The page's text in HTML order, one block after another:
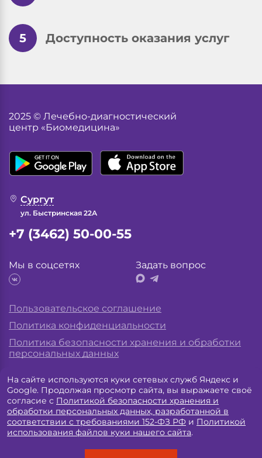
5 Доступность оказания услуг
2025 © Лечебно-диагностический
центр «Биомедицина»
Сургут
ул. Быстринская 22А
+7 (3462) 50-00-55
Мы в соцсетях Задать вопрос
Пользовательское соглашение
Политика конфиденциальности
Политика безопасности хранения и обработки
персональных данных
Разработка сайта «Экспресс лаб»
На сайте используются куки сетевых служб Яндекс и
Google. Продолжая просмотр сайта, вы выражаете своё
согласие с Политикой безопасности хранения и
обработки персональных данных, разработанной в
соответствии с требованиями 152-ФЗ РФ и Политикой
использования файлов куки нашего сайта.